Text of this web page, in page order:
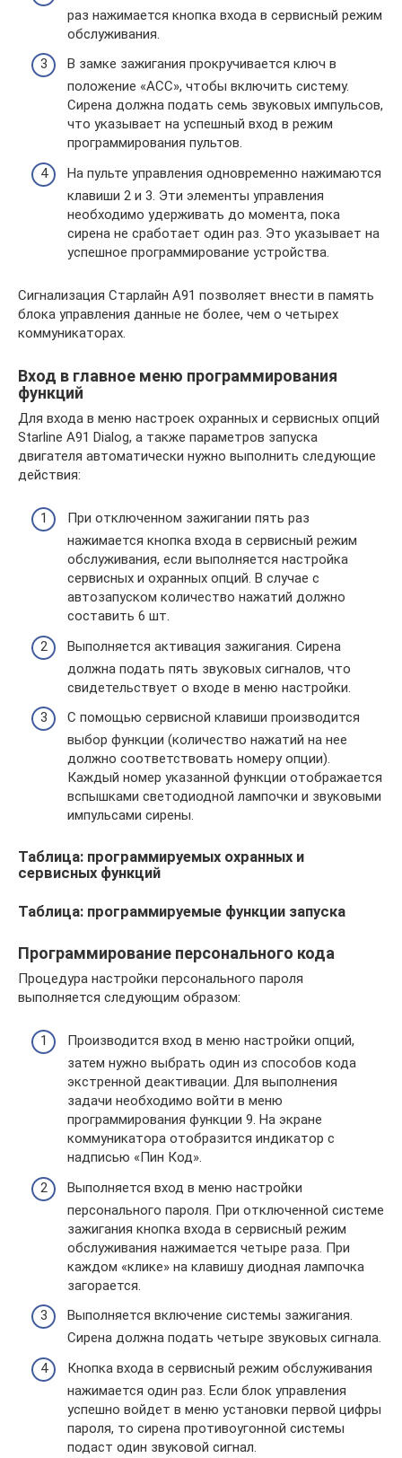
раз нажимается кнопка входа в сервисный режим
обслуживания.
В замке зажигания прокручивается ключ в
положение «АСС», чтобы включить систему.
Сирена должна подать семь звуковых импульсов,
что указывает на успешный вход в режим
программирования пультов.
На пульте управления одновременно нажимаются
клавиши 2 и 3. Эти элементы управления
необходимо удерживать до момента, пока
сирена не сработает один раз. Это указывает на
успешное программирование устройства.
Сигнализация Старлайн А91 позволяет внести в память
блока управления данные не более, чем о четырех
коммуникаторах.
Вход в главное меню программирования
функций
Для входа в меню настроек охранных и сервисных опций
Starline A91 Dialog, а также параметров запуска
двигателя автоматически нужно выполнить следующие
действия:
При отключенном зажигании пять раз
нажимается кнопка входа в сервисный режим
обслуживания, если выполняется настройка
сервисных и охранных опций. В случае с
автозапуском количество нажатий должно
составить 6 шт.
Выполняется активация зажигания. Сирена
должна подать пять звуковых сигналов, что
свидетельствует о входе в меню настройки.
С помощью сервисной клавиши производится
выбор функции (количество нажатий на нее
должно соответствовать номеру опции).
Каждый номер указанной функции отображается
вспышками светодиодной лампочки и звуковыми
импульсами сирены.
Таблица: программируемых охранных и
сервисных функций
Таблица: программируемые функции запуска
Программирование персонального кода
Процедура настройки персонального пароля
выполняется следующим образом:
Производится вход в меню настройки опций,
затем нужно выбрать один из способов кода
экстренной деактивации. Для выполнения
задачи необходимо войти в меню
программирования функции 9. На экране
коммуникатора отобразится индикатор с
надписью «Пин Код».
Выполняется вход в меню настройки
персонального пароля. При отключенной системе
зажигания кнопка входа в сервисный режим
обслуживания нажимается четыре раза. При
каждом «клике» на клавишу диодная лампочка
загорается.
Выполняется включение системы зажигания.
Сирена должна подать четыре звуковых сигнала.
Кнопка входа в сервисный режим обслуживания
нажимается один раз. Если блок управления
успешно войдет в меню установки первой цифры
пароля, то сирена противоугонной системы
подаст один звуковой сигнал.